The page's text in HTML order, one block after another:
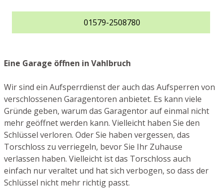
01579-2508780
Eine Garage öffnen in Vahlbruch
Wir sind ein Aufsperrdienst der auch das Aufsperren von
verschlossenen Garagentoren anbietet. Es kann viele
Gründe geben, warum das Garagentor auf einmal nicht
mehr geöffnet werden kann. Vielleicht haben Sie den
Schlüssel verloren. Oder Sie haben vergessen, das
Torschloss zu verriegeln, bevor Sie Ihr Zuhause
verlassen haben. Vielleicht ist das Torschloss auch
einfach nur veraltet und hat sich verbogen, so dass der
Schlüssel nicht mehr richtig passt.